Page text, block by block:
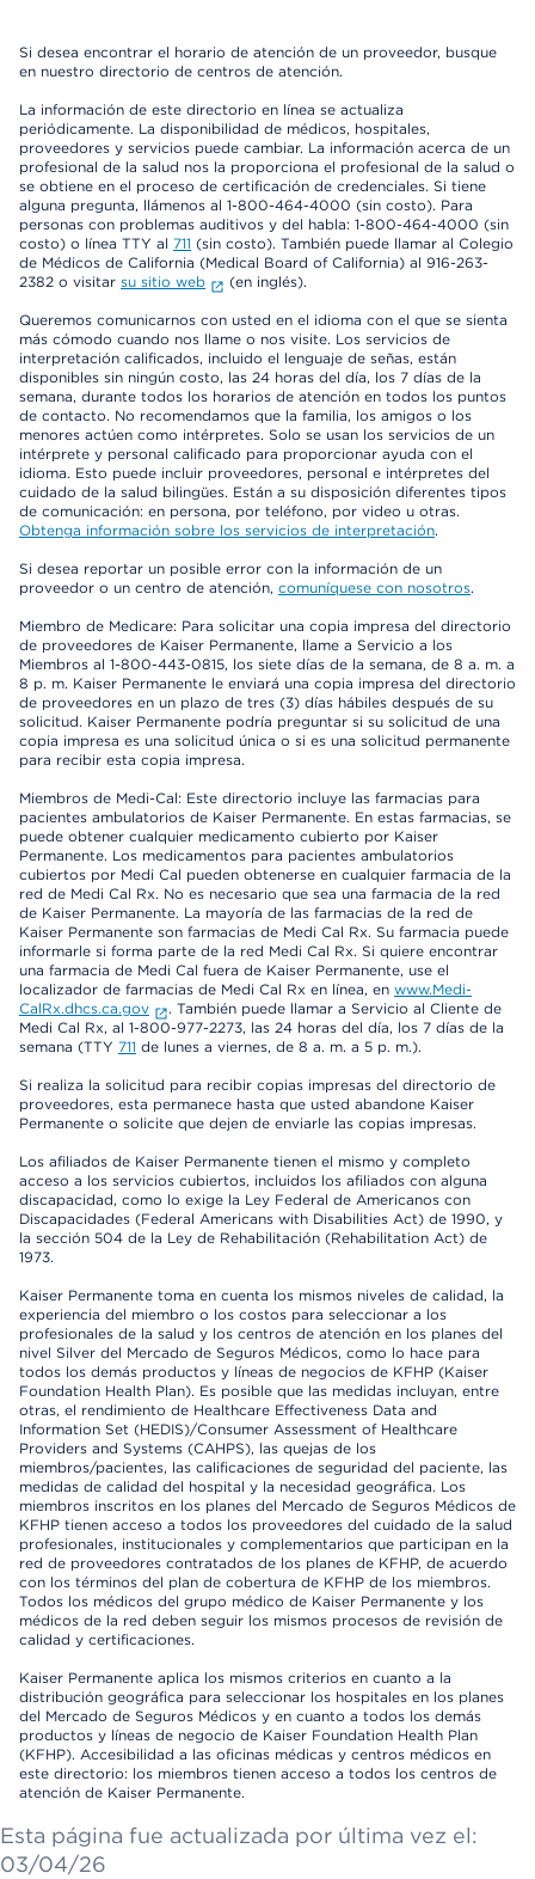
Si desea encontrar el horario de atención de un proveedor, busque
en nuestro directorio de centros de atención.
La información de este directorio en línea se actualiza
periódicamente. La disponibilidad de médicos, hospitales,
proveedores y servicios puede cambiar. La información acerca de un
profesional de la salud nos la proporciona el profesional de la salud o
se obtiene en el proceso de certificación de credenciales. Si tiene
alguna pregunta, llámenos al 1-800-464-4000 (sin costo). Para
personas con problemas auditivos y del habla: 1-800-464-4000 (sin
costo) o línea TTY al 711 (sin costo). También puede llamar al Colegio
de Médicos de California (Medical Board of California) al 916-263-
2382 o visitar su sitio web (en inglés).
Queremos comunicarnos con usted en el idioma con el que se sienta
más cómodo cuando nos llame o nos visite. Los servicios de
interpretación calificados, incluido el lenguaje de señas, están
disponibles sin ningún costo, las 24 horas del día, los 7 días de la
semana, durante todos los horarios de atención en todos los puntos
de contacto. No recomendamos que la familia, los amigos o los
menores actúen como intérpretes. Solo se usan los servicios de un
intérprete y personal calificado para proporcionar ayuda con el
idioma. Esto puede incluir proveedores, personal e intérpretes del
cuidado de la salud bilingües. Están a su disposición diferentes tipos
de comunicación: en persona, por teléfono, por video u otras.
Obtenga información sobre los servicios de interpretación.
Si desea reportar un posible error con la información de un
proveedor o un centro de atención, comuníquese con nosotros.
Miembro de Medicare: Para solicitar una copia impresa del directorio
de proveedores de Kaiser Permanente, llame a Servicio a los
Miembros al 1-800-443-0815, los siete días de la semana, de 8 a. m. a
8 p. m. Kaiser Permanente le enviará una copia impresa del directorio
de proveedores en un plazo de tres (3) días hábiles después de su
solicitud. Kaiser Permanente podría preguntar si su solicitud de una
copia impresa es una solicitud única o si es una solicitud permanente
para recibir esta copia impresa.
Miembros de Medi-Cal: Este directorio incluye las farmacias para
pacientes ambulatorios de Kaiser Permanente. En estas farmacias, se
puede obtener cualquier medicamento cubierto por Kaiser
Permanente. Los medicamentos para pacientes ambulatorios
cubiertos por Medi Cal pueden obtenerse en cualquier farmacia de la
red de Medi Cal Rx. No es necesario que sea una farmacia de la red
de Kaiser Permanente. La mayoría de las farmacias de la red de
Kaiser Permanente son farmacias de Medi Cal Rx. Su farmacia puede
informarle si forma parte de la red Medi Cal Rx. Si quiere encontrar
una farmacia de Medi Cal fuera de Kaiser Permanente, use el
localizador de farmacias de Medi Cal Rx en línea, en www.Medi-
CalRx.dhcs.ca.gov
. También puede llamar a Servicio al Cliente de
Medi Cal Rx, al 1-800-977-2273, las 24 horas del día, los 7 días de la
semana (TTY 711 de lunes a viernes, de 8 a. m. a 5 p. m.).
Si realiza la solicitud para recibir copias impresas del directorio de
proveedores, esta permanece hasta que usted abandone Kaiser
Permanente o solicite que dejen de enviarle las copias impresas.
Los afiliados de Kaiser Permanente tienen el mismo y completo
acceso a los servicios cubiertos, incluidos los afiliados con alguna
discapacidad, como lo exige la Ley Federal de Americanos con
Discapacidades (Federal Americans with Disabilities Act) de 1990, y
la sección 504 de la Ley de Rehabilitación (Rehabilitation Act) de
1973.
Kaiser Permanente toma en cuenta los mismos niveles de calidad, la
experiencia del miembro o los costos para seleccionar a los
profesionales de la salud y los centros de atención en los planes del
nivel Silver del Mercado de Seguros Médicos, como lo hace para
todos los demás productos y líneas de negocios de KFHP (Kaiser
Foundation Health Plan). Es posible que las medidas incluyan, entre
otras, el rendimiento de Healthcare Effectiveness Data and
Information Set (HEDIS)/Consumer Assessment of Healthcare
Providers and Systems (CAHPS), las quejas de los
miembros/pacientes, las calificaciones de seguridad del paciente, las
medidas de calidad del hospital y la necesidad geográfica. Los
miembros inscritos en los planes del Mercado de Seguros Médicos de
KFHP tienen acceso a todos los proveedores del cuidado de la salud
profesionales, institucionales y complementarios que participan en la
red de proveedores contratados de los planes de KFHP, de acuerdo
con los términos del plan de cobertura de KFHP de los miembros.
Todos los médicos del grupo médico de Kaiser Permanente y los
médicos de la red deben seguir los mismos procesos de revisión de
calidad y certificaciones.
Kaiser Permanente aplica los mismos criterios en cuanto a la
distribución geográfica para seleccionar los hospitales en los planes
del Mercado de Seguros Médicos y en cuanto a todos los demás
productos y líneas de negocio de Kaiser Foundation Health Plan
(KFHP). Accesibilidad a las oficinas médicas y centros médicos en
este directorio: los miembros tienen acceso a todos los centros de
atención de Kaiser Permanente.
Esta página fue actualizada por última vez el:
03/04/26